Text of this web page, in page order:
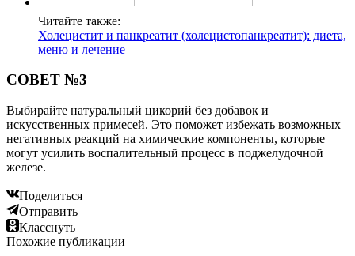
Читайте также:
Холецистит и панкреатит (холецистопанкреатит): диета,
меню и лечение
СОВЕТ №3
Выбирайте натуральный цикорий без добавок и
искусственных примесей. Это поможет избежать возможных
негативных реакций на химические компоненты, которые
могут усилить воспалительный процесс в поджелудочной
железе.
Поделиться
Отправить
Класснуть
Похожие публикации